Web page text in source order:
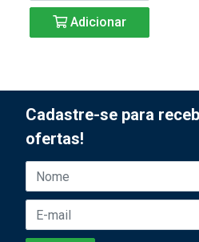
Adicionar
Cadastre-se para
ofertas!